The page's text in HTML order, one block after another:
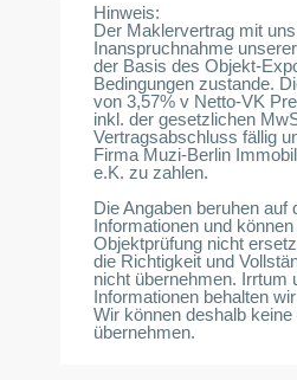
Hinweis:
Der Maklervertrag mit
Inanspruchnahme
der Basis des Objekt-
Bedingungen zustande.
von 3,57% v Netto-VK
inkl. der gesetzlichen
Vertragsabschluss fällig
Firma Muzi-Berlin
e.K. zu zahlen.
Die Angaben beruhen auf
Informationen und
Objektprüfung nicht
die Richtigkeit und
nicht übernehmen. Irrtum
Informationen behalten
Wir können deshalb
übernehmen.